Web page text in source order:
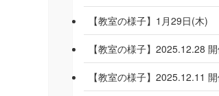
【教室の様子】1月29日(木)
【教室の様子】2025.12.28
【教室の様子】2025.12.11